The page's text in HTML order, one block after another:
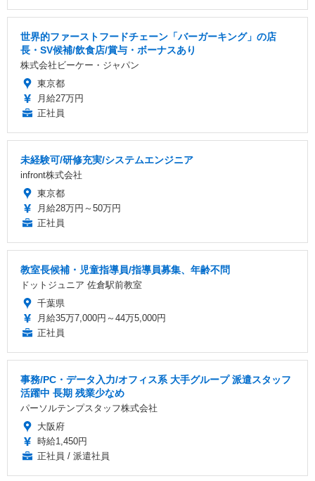
世界的ファーストフードチェーン「バーガーキング」の店
長・SV候補/飲食店/賞与・ボーナスあり
株式会社ビーケー・ジャパン
東京都
月給27万円
正社員
未経験可/研修充実/システムエンジニア
infront株式会社
東京都
月給28万円～50万円
正社員
教室長候補・児童指導員/指導員募集、年齢不問
ドットジュニア 佐倉駅前教室
千葉県
月給35万7,000円～44万5,000円
正社員
事務/PC・データ入力/オフィス系 大手グループ 派遣スタッフ
活躍中 長期 残業少なめ
パーソルテンプスタッフ株式会社
大阪府
時給1,450円
正社員 / 派遣社員